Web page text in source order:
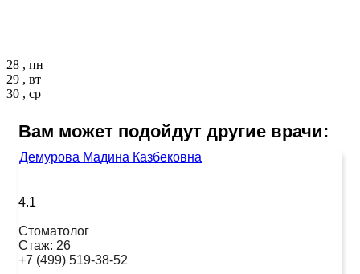
28 , пн
29 , вт
30 , ср
Вам может подойдут другие врачи:
Демурова Мадина Казбековна
4.1
Стоматолог
Стаж: 26
+7 (499) 519-38-52